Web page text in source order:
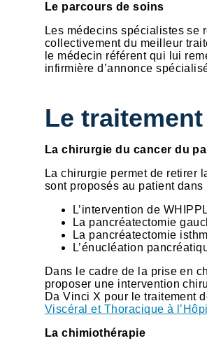
Le parcours de soins
Les médecins spécialistes se
collectivement du meilleur
le médecin référent qui lui
infirmière d’annonce
Le
La chirurgie du cancer du
La chirurgie permet de retirer
sont proposés au patient
L’intervention de
La pancréatectomie
La pancréatectomie
L’énucléation
Dans le cadre de la prise en
proposer une intervention
Da Vinci X pour le traitement
Viscéral et Thoracique à
La chimiothérapie